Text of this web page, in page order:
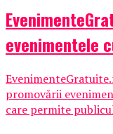
evenimentele
promovării
care permite